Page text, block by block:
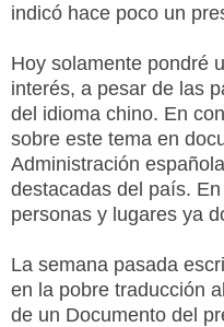
indicó hace poco un
Hoy solamente pondré
interés, a pesar de las
del idioma chino. En
sobre este tema en
Administración
destacadas del país.
personas y lugares ya
La semana pasada
en la pobre traducción
de un Documento del